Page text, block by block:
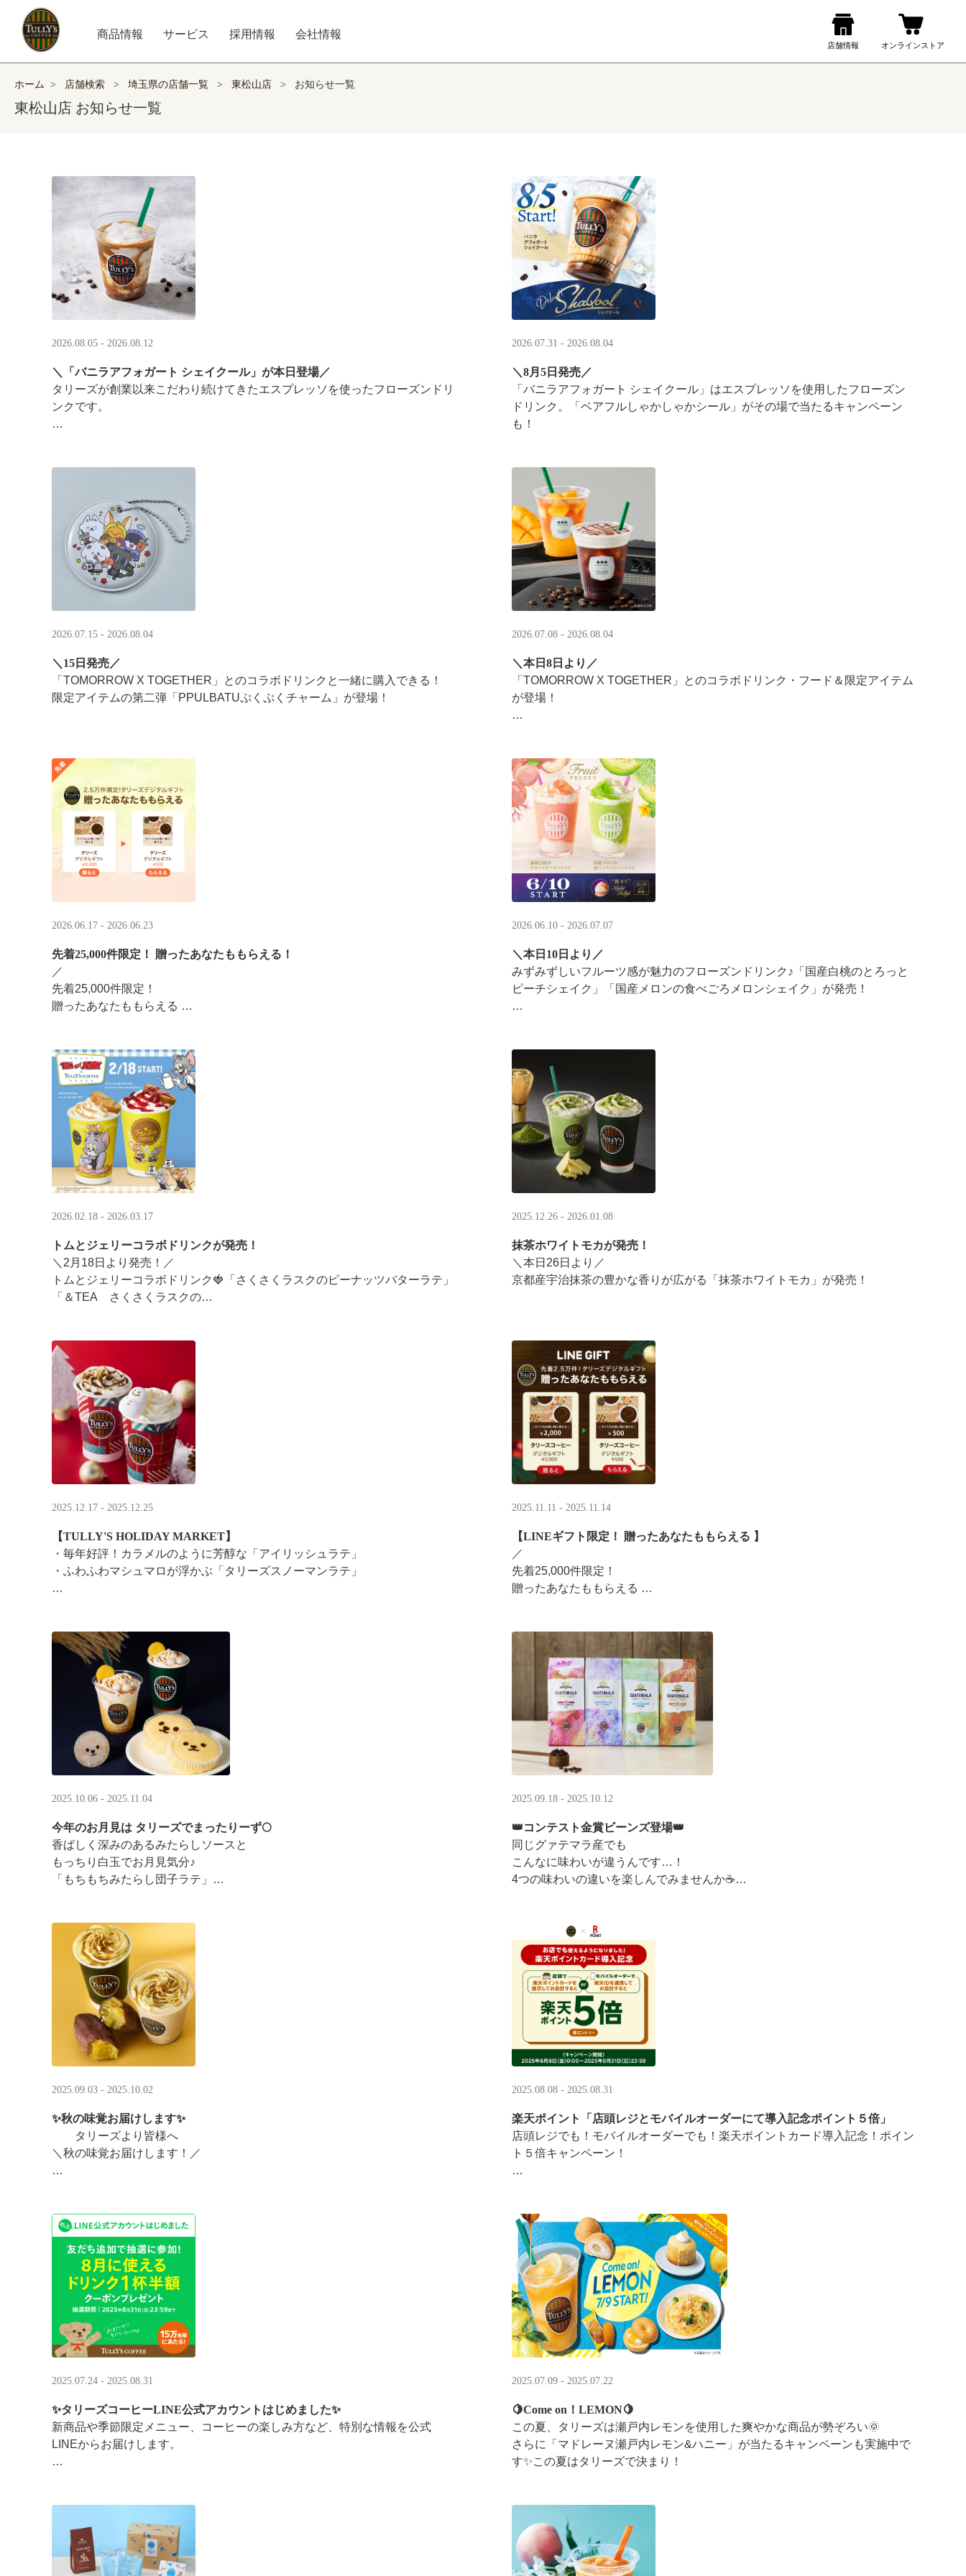
商品情報 サービス 採用情報 会社情報
ホーム > 店舗検索 > 埼玉県の店舗一覧 > 東松山店 > お知らせ一覧
東松山店 お知らせ一覧
2026.08.05 - 2026.08.12
＼「バニラアフォガート シェイクール」が本日登場／
タリーズが創業以来こだわり続けてきたエスプレッソを使ったフローズンドリ
ンクです。
2026.07.31 - 2026.08.04
＼8月5日発売／
「バニラアフォガート シェイクール」はエスプレッソを使用したフローズン
ドリンク。「ベアフルしゃかしゃかシール」がその場で当たるキャンペーン
も！
2026.07.15 - 2026.08.04
＼15日発売／
「TOMORROW X TOGETHER」とのコラボドリンクと一緒に購入できる！​
限定アイテムの第二弾「PPULBATUぷくぷくチャーム」​が登場！
2026.07.08 - 2026.08.04
＼本日8日より／
「TOMORROW X TOGETHER」とのコラボドリンク・フード＆限定アイテム
が登場！
2026.06.17 - 2026.06.23
先着25,000件限定！​ 贈ったあなたももらえる！
／ ​
先着25,000件限定！​
贈ったあなたももらえる ​
LINEギフト限定！タリーズデジタルギフト2,000円分を贈ると、自分も500円
分のデジタルギフトがもらえるキャンペーンがスタ ···
2026.06.10 - 2026.07.07
＼本日10日より／
みずみずしいフルーツ感が魅力のフローズンドリンク♪「国産白桃のとろっと
ピーチシェイク」「国産メロンの食べごろメロンシェイク」が発売！
2026.02.18 - 2026.03.17
トムとジェリーコラボドリンクが発売！
＼2月18日より発売！／
トムとジェリーコラボドリンク🍓「さくさくラスクのピーナッツバターラテ」
「＆TEA さくさくラスクの
2025.12.26 - 2026.01.08
抹茶ホワイトモカが発売！
＼本日26日より／
京都産宇治抹茶の豊かな香りが広がる「抹茶ホワイトモカ」が発売！
2025.12.17 - 2025.12.25
【TULLY'S HOLIDAY MARKET】
・毎年好評！カラメルのように芳醇な「アイリッシュラテ」
・ふわふわマシュマロが浮かぶ「タリーズスノーマンラテ」
2025.11.11 - 2025.11.14
【LINEギフト限定！ 贈ったあなたももらえる ​】
／ ​
先着25,000件限定！​
贈ったあなたももらえる ​
LINEギフト限定！ タリーズデジタルギフト2,000円分を贈ると、自分も500円
分のデジタルギフトがもらえるキャンペーンがス ···
2025.10.06 - 2025.11.04
今年のお月見は タリーズでまったりーず🌕
香ばしく深みのあるみたらしソースと
もっちり白玉でお月見気分♪
「もちもちみたらし団子ラテ」
お月様をモチーフにした
まんまるベアフルも皆様のご来店をお待ちしていま ···
2025.09.18 - 2025.10.12
👑コンテスト金賞ビーンズ登場👑
同じグァテマラ産でも
こんなに味わいが違うんです…！
4つの味わいの違いを楽しんでみませんか☕
グァテマラコーヒー体験イベントも実施中▼
2025.09.03 - 2025.10.02
✨秋の味覚お届けします✨
タリーズより皆様へ
＼秋の味覚お届けします！／
実りの秋らしいほっこりフードも続々登場です♪
涼しい店内で一足早い秋の訪 ···
2025.08.08 - 2025.08.31
楽天ポイント「店頭レジとモバイルオーダーにて導入記念ポイント５倍」
店頭レジでも！モバイルオーダーでも！楽天ポイントカード導入記念！ポイン
ト５倍キャンペーン！
8/8（金）0:00～8/31 ···
2025.07.24 - 2025.08.31
✨タリーズコーヒーLINE公式アカウントはじめました✨
新商品や季節限定メニュー、コーヒーの楽しみ方など、特別な情報を公式
LINEからお届けします。
2025.07.09 - 2025.07.22
🍋Come on！LEMON🍋
この夏、タリーズは瀬戸内レモンを使用した爽やかな商品が勢ぞろい🌞
さらに「マドレーヌ瀬戸内レモン&ハニー」が当たるキャンペーンも実施中で
す✨この夏はタリーズで決まり！